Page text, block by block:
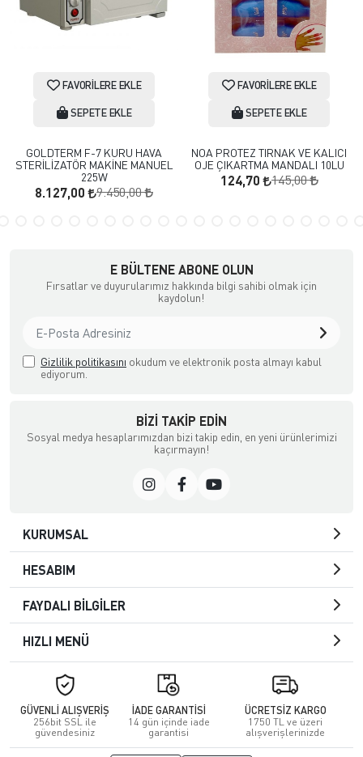
FAVORILERE EKLE
SEPETE EKLE
GOLDTERM F-7 KURU HAVA
STERİLİZATÖR MAKİNE MANUEL
225W
8.127,00 9.450,00
FAVORILERE EKLE
SEPETE EKLE
NOA PROTEZ TIRNAK VE KALICI
OJE ÇIKARTMA MANDALI 10LU
124,70 145,00
E BÜLTENE ABONE OLUN
Fırsatlar ve duyurularımız hakkında bilgi sahibi olmak için
kaydolun!
Gizlilik politikasını okudum ve elektronik posta almayı kabul
ediyorum.
BIZI TAKIP EDIN
Sosyal medya hesaplarımızdan bizi takip edin, en yeni ürünlerimizi
kaçırmayın!
KURUMSAL
HESABIM
FAYDALI BİLGİLER
HIZLI MENÜ
GÜVENLİ ALIŞVERİŞ
256bit SSL ile
güvendesiniz
İADE GARANTİSİ
14 gün içinde iade
garantisi
ÜCRETSİZ KARGO
1750 TL ve üzeri
alışverişlerinizde